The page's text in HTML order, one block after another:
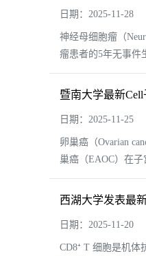
日期：2025-11-28
神经母细胞瘤（
瘤患者的5年无事件
暨南大学最新
日期：2025-11-25
卵巢癌（Ovarian
巢癌（EAOC）在子
西湖大学发表最
日期：2025-11-20
CD8⁺ T 细胞是机